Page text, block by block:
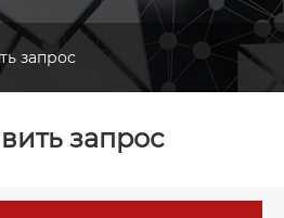
запрос
запрос